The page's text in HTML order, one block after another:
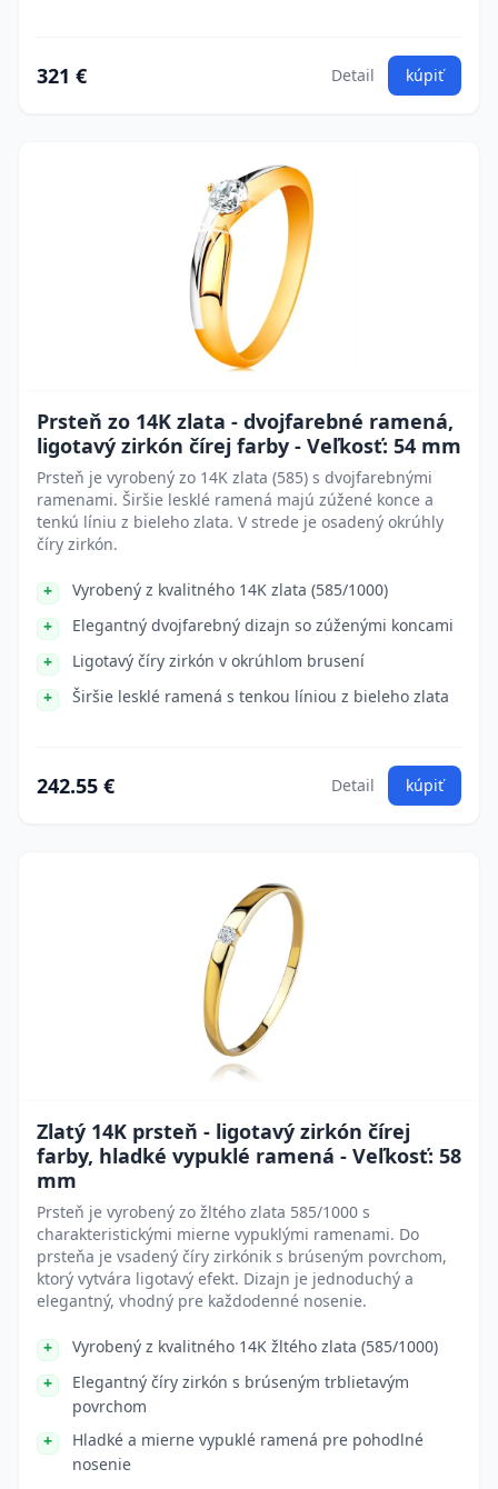
321 € Detail kúpiť
Prsteň zo 14K zlata - dvojfarebné ramená,
ligotavý zirkón čírej farby - Veľkosť: 54 mm
Prsteň je vyrobený zo 14K zlata (585) s dvojfarebnými
ramenami. Širšie lesklé ramená majú zúžené konce a
tenkú líniu z bieleho zlata. V strede je osadený okrúhly
číry zirkón.
Vyrobený z kvalitného 14K zlata (585/1000)
Elegantný dvojfarebný dizajn so zúženými koncami
Ligotavý číry zirkón v okrúhlom brusení
Širšie lesklé ramená s tenkou líniou z bieleho zlata
242.55 € Detail kúpiť
Zlatý 14K prsteň - ligotavý zirkón čírej
farby, hladké vypuklé ramená - Veľkosť: 58
mm
Prsteň je vyrobený zo žltého zlata 585/1000 s
charakteristickými mierne vypuklými ramenami. Do
prsteňa je vsadený číry zirkónik s brúseným povrchom,
ktorý vytvára ligotavý efekt. Dizajn je jednoduchý a
elegantný, vhodný pre každodenné nosenie.
Vyrobený z kvalitného 14K žltého zlata (585/1000)
Elegantný číry zirkón s brúseným trblietavým
povrchom
Hladké a mierne vypuklé ramená pre pohodlné
nosenie